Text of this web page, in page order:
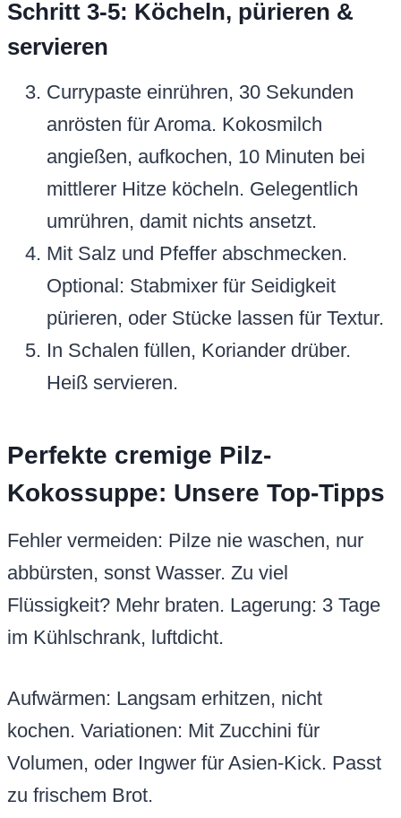
Schritt 3-5: Köcheln, pürieren &
servieren
Currypaste einrühren, 30 Sekunden
anrösten für Aroma. Kokosmilch
angießen, aufkochen, 10 Minuten bei
mittlerer Hitze köcheln. Gelegentlich
umrühren, damit nichts ansetzt.
Mit Salz und Pfeffer abschmecken.
Optional: Stabmixer für Seidigkeit
pürieren, oder Stücke lassen für Textur.
In Schalen füllen, Koriander drüber.
Heiß servieren.
Perfekte cremige Pilz-
Kokossuppe: Unsere Top-Tipps
Fehler vermeiden: Pilze nie waschen, nur
abbürsten, sonst Wasser. Zu viel
Flüssigkeit? Mehr braten. Lagerung: 3 Tage
im Kühlschrank, luftdicht.
Aufwärmen: Langsam erhitzen, nicht
kochen. Variationen: Mit Zucchini für
Volumen, oder Ingwer für Asien-Kick. Passt
zu frischem Brot.